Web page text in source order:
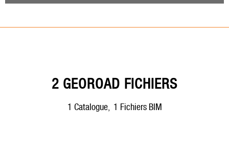
2 GEOROAD FICHIERS
1 catalogue, 1 Fichiers BIM